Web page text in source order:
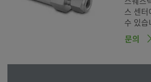
스 센
수 있습
문의